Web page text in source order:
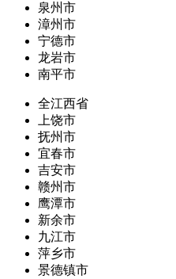
泉州市
漳州市
宁德市
龙岩市
南平市
全江西省
上饶市
抚州市
宜春市
吉安市
赣州市
鹰潭市
新余市
九江市
萍乡市
景德镇市